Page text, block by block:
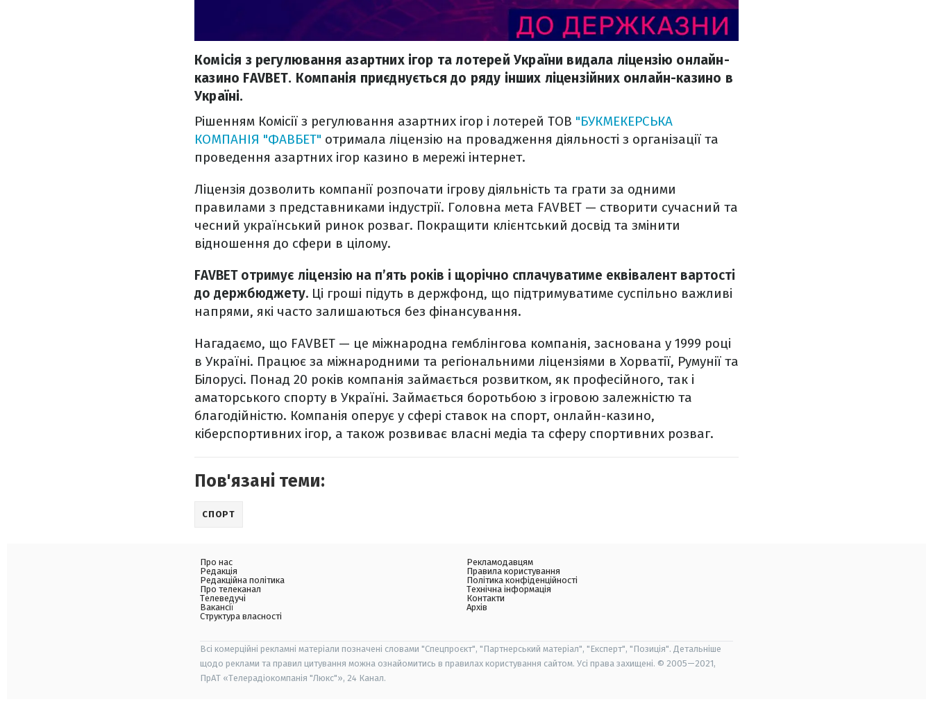
Комісія з регулювання азартних ігор та лотерей України видала ліцензію онлайн-
казино FAVBET. Компанія приєднується до ряду інших ліцензійних онлайн-казино в
Україні.
Рішенням Комісії з регулювання азартних ігор і лотерей ТОВ "БУКМЕКЕРСЬКА
КОМПАНІЯ "ФАВБЕТ" отримала ліцензію на провадження діяльності з організації та
проведення азартних ігор казино в мережі інтернет.
Ліцензія дозволить компанії розпочати ігрову діяльність та грати за одними
правилами з представниками індустрії. Головна мета FAVBET — створити сучасний та
чесний український ринок розваг. Покращити клієнтський досвід та змінити
відношення до сфери в цілому.
FAVBET отримує ліцензію на п’ять років і щорічно сплачуватиме еквівалент вартості
до держбюджету. Ці гроші підуть в держфонд, що підтримуватиме суспільно важливі
напрями, які часто залишаються без фінансування.
Нагадаємо, що FAVBET — це міжнародна гемблінгова компанія, заснована у 1999 році
в Україні. Працює за міжнародними та регіональними ліцензіями в Хорватії, Румунії та
Білорусі. Понад 20 років компанія займається розвитком, як професійного, так і
аматорського спорту в Україні. Займається боротьбою з ігровою залежністю та
благодійністю. Компанія оперує у сфері ставок на спорт, онлайн-казино,
кіберспортивних ігор, а також розвиває власні медіа та сферу спортивних розваг.
Пов'язані теми:
СПОРТ
Про нас
Редакція
Редакційна політика
Про телеканал
Телеведучі
Вакансії
Структура власності
Рекламодавцям
Правила користування
Політика конфіденційності
Технічна інформація
Контакти
Архів
Всі комерційні рекламні матеріали позначені словами "Спецпроєкт", "Партнерський матеріал", "Експерт", "Позиція". Детальніше
щодо реклами та правил цитування можна ознайомитись в правилах користування сайтом. Усі права захищені. © 2005—2021,
ПрАТ «Телерадіокомпанія "Люкс"», 24 Канал.